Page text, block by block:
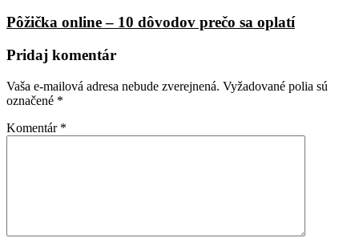
Pôžička online – 10 dôvodov prečo sa oplatí
Pridaj komentár
Vaša e-mailová adresa nebude zverejnená. Vyžadované polia sú
označené *
Komentár *